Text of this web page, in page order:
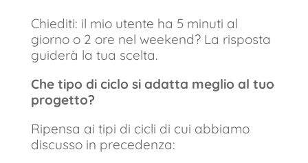
Chiediti: il mio utente ha 5 minuti al
giorno o 2 ore nel weekend? La risposta
guiderà la tua scelta.
Che tipo di ciclo si adatta meglio al tuo
progetto?
Ripensa ai tipi di cicli di cui abbiamo
discusso in precedenza: